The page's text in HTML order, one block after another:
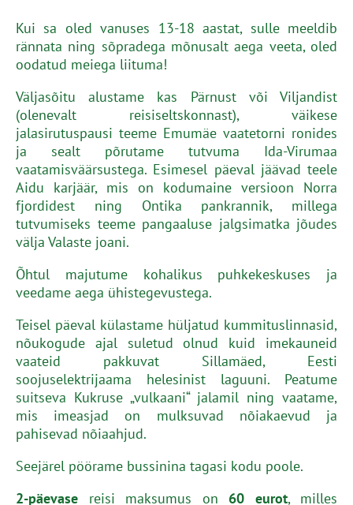
Kui sa oled vanuses 13-18 aastat, sulle meeldib
rännata ning sõpradega mõnusalt aega veeta, oled
oodatud meiega liituma!
Väljasõitu alustame kas Pärnust või Viljandist
(olenevalt reisiseltskonnast), väikese
jalasirutuspausi teeme Emumäe vaatetorni ronides
ja sealt põrutame tutvuma Ida-Virumaa
vaatamisväärsustega. Esimesel päeval jäävad teele
Aidu karjäär, mis on kodumaine versioon Norra
fjordidest ning Ontika pankrannik, millega
tutvumiseks teeme pangaaluse jalgsimatka jõudes
välja Valaste joani.
Õhtul majutume kohalikus puhkekeskuses ja
veedame aega ühistegevustega.
Teisel päeval külastame hüljatud kummituslinnasid,
nõukogude ajal suletud olnud kuid imekauneid
vaateid pakkuvat Sillamäed, Eesti
soojuselektrijaama helesinist laguuni. Peatume
suitseva Kukruse „vulkaani“ jalamil ning vaatame,
mis imeasjad on mulksuvad nõiakaevud ja
pahisevad nõiaahjud.
Seejärel pöörame bussinina tagasi kodu poole.
2-päevase reisi maksumus on 60 eurot, milles